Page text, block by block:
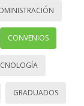
CONVENIOS
GRADUADOS